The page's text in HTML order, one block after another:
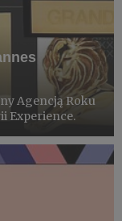
Agencją Roku
Experience.